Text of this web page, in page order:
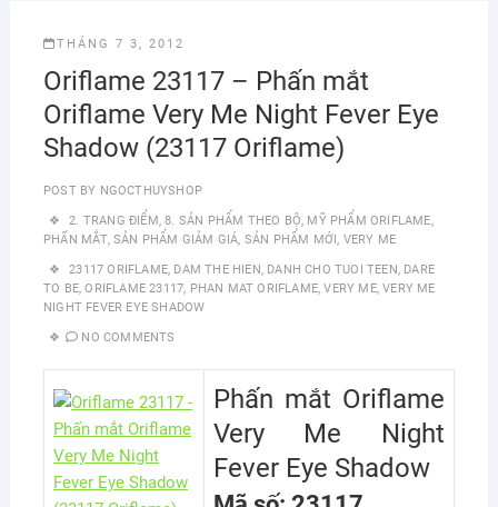
THÁNG 7 3, 2012
Oriflame 23117 – Phấn mắt
Oriflame Very Me Night Fever Eye
Shadow (23117 Oriflame)
POST BY NGOCTHUYSHOP
2. TRANG ĐIỂM,8. SẢN PHẨM THEO BỘ, MỸ PHẨM ORIFLAME,
PHẤN MẮT, SẢN PHẨM GIẢM GIÁ, SẢN PHẨM MỚI, VERY ME
23117 ORIFLAME, DAM THE HIEN, DANH CHO TUOI TEEN, DARE
TO BE,ORIFLAME 23117, PHAN MAT ORIFLAME,VERY ME,VERY ME
NIGHT FEVER EYE SHADOW
NO COMMENTS
Phấn mắt Oriflame
Very Me Night
Fever Eye Shadow